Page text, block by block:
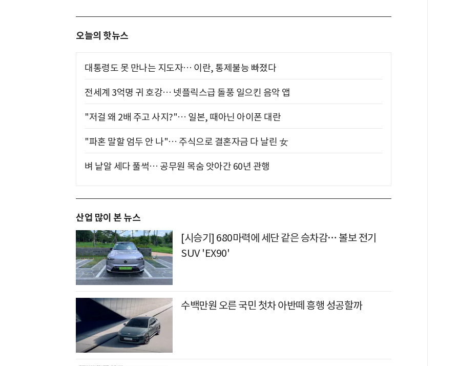
오늘의 핫뉴스
대통령도 못 만나는 지도자… 이란, 통제불능 빠졌다
전세계 3억명 귀 호강… 넷플릭스급 돌풍 일으킨 음악 앱
"저걸 왜 2배 주고 사지?"… 일본, 때아닌 아이폰 대란
"파혼 말할 엄두 안 나"… 주식으로 결혼자금 다 날린 女
벼 낱알 세다 풀썩… 공무원 목숨 앗아간 60년 관행
산업 많이 본 뉴스
[시승기] 680마력에 세단 같은 승차감… 볼보 전기
SUV 'EX90'
수백만원 오른 국민 첫차 아반떼 흥행 성공할까